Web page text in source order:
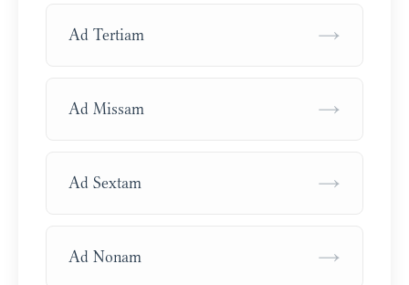
Ad Tertiam →
Ad Missam →
Ad Sextam →
Ad Nonam →